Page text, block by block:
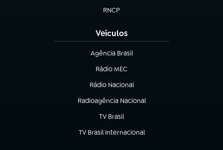
RNCP
(abre em nova aba)
Veículos
Agência Brasil
(abre em nova aba)
Rádio MEC
Rádio Nacional
(abre em nova aba)
Radioagência Nacional
(abre em nova aba)
TV Brasil
(abre em nova aba)
TV Brasil Internacional
(abre em nova aba)